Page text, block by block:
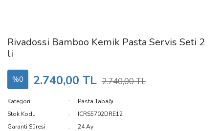
Rivadossi Bamboo Kemik Pasta Servis Seti 2
li
%0 2.740,00 TL 2.740,00 TL
Kategori
Pasta Tabağı
Stok Kodu
ICRS5702DRE12
Garanti Süresi
24 Ay